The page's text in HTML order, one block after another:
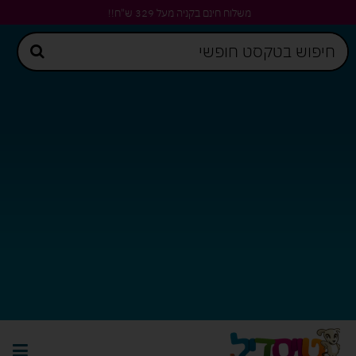
משלוח חינם בקניה מעל 329 ש"ח!!